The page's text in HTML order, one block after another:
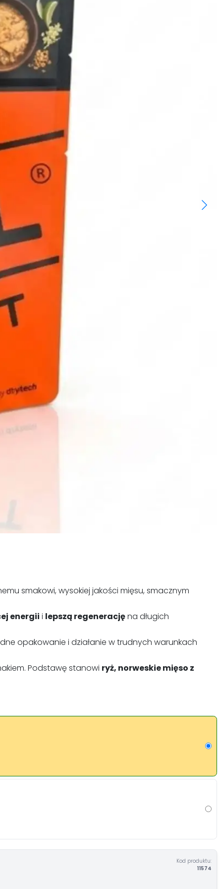
smakowi, wysokiej jakości mięsu, smacznym
energii i lepszą regeneracjęna długich
opakowanie i działanie w trudnych warunkach
Podstawę stanowi ryż, norweskie mięso z
Kod produktu:
11574